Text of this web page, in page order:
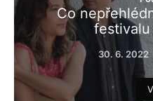
Co
30. 6. 2022